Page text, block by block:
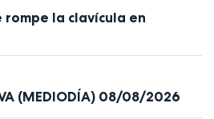
rompe la clavícula en
(MEDIODÍA) 08/08/2026